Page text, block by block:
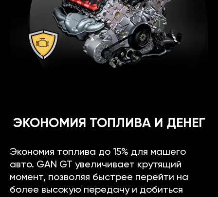
ЭКОНОМИЯ ТОПЛИВА И ДЕНЕГ
Экономия топлива до 15% для машего
авто. GAN GT увеличивает крутящий
момент, позволяя быстрее перейти на
более высокую передачу и добиться